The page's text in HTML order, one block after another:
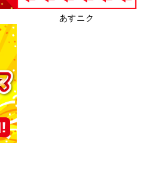
あすニク